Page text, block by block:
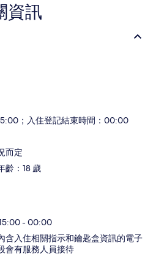
資訊
；入住登記結束時間：00:00
而定
齡：18 歲
- 00:00
含入住相關指示和鑰匙盒資訊的電子
會有服務人員接待